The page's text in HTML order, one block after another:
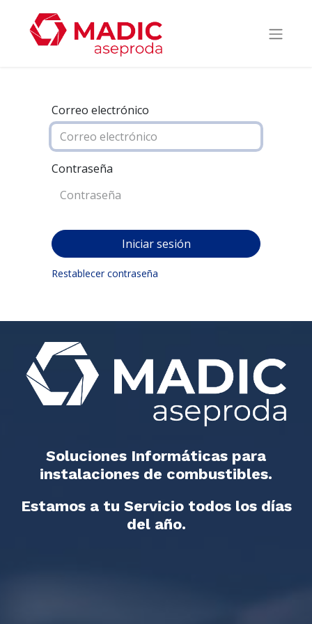
Correo electrónico
Contraseña
Iniciar sesión
Restablecer contraseña
Soluciones Informáticas para
instalaciones de combustibles.
Estamos a tu Servicio todos los días
del año.